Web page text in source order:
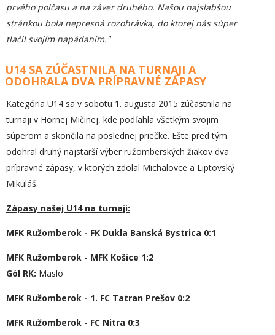
prvého polčasu a na záver druhého. Našou najslabšou
stránkou bola nepresná rozohrávka, do ktorej nás súper
tlačil svojím napádaním."
U14 SA ZÚČASTNILA NA TURNAJI A
ODOHRALA DVA PRÍPRAVNÉ ZÁPASY
Kategória U14 sa v sobotu 1. augusta 2015 zúčastnila na
turnaji v Hornej Mičinej, kde podľahla všetkým svojim
súperom a skončila na poslednej priečke. Ešte pred tým
odohral druhý najstarší výber ružomberských žiakov dva
prípravné zápasy, v ktorých zdolal Michalovce a Liptovský
Mikuláš.
Zápasy našej U14 na turnaji:
MFK Ružomberok - FK Dukla Banská Bystrica 0:1
MFK Ružomberok - MFK Košice 1:2
Gól RK: Maslo
MFK Ružomberok - 1. FC Tatran Prešov 0:2
MFK Ružomberok - FC Nitra 0:3